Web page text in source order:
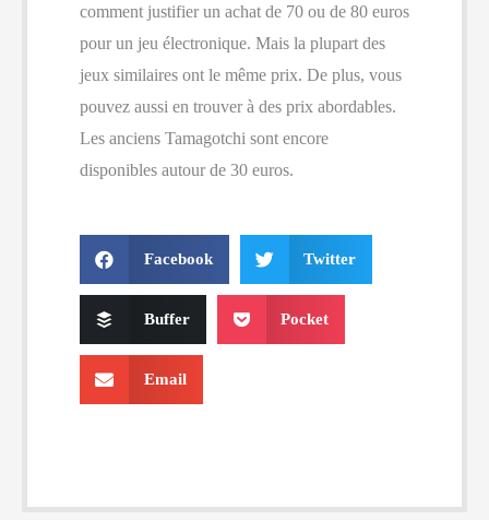
comment justifier un achat de 70 ou de 80 euros
pour un jeu électronique. Mais la plupart des
jeux similaires ont le même prix. De plus, vous
pouvez aussi en trouver à des prix abordables.
Les anciens Tamagotchi sont encore
disponibles autour de 30 euros.
Facebook Twitter
Buffer Pocket
Email